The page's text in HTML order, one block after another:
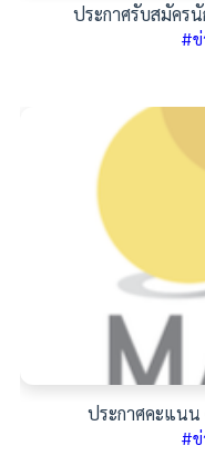
ประกาศรับสมัคร
#ข่
ประกาศคะแนน
#ข่